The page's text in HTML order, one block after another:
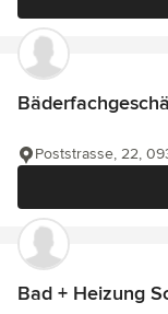
Poststrasse, 22,
Bad + Heizung